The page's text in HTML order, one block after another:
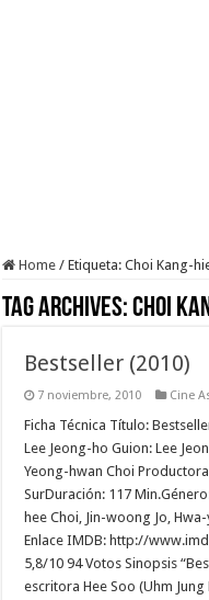
Home / Etiqueta:Choi Kang-
Tag Archives:Choi
Bestseller (2010)
7 noviembre, 2010 Cine
Ficha Técnica Título:
Lee Jeong-ho Guion: Lee
Yeong-hwan Choi
SurDuración: 117
hee Choi, Jin-woong Jo,
Enlace IMDB: http://
5,8/10 94 Votos Sinopsis
escritora Hee Soo (Uhm